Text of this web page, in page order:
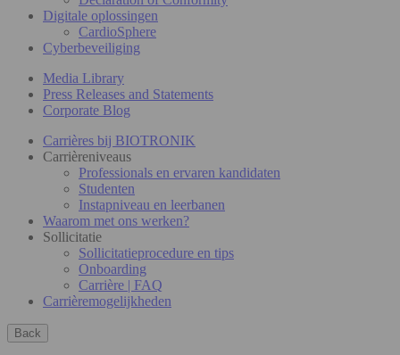
Digitale oplossingen
CardioSphere
Cyberbeveiliging
Media Library
Press Releases and Statements
Corporate Blog
Carrières bij BIOTRONIK
Carrièreniveaus
Professionals en ervaren kandidaten
Studenten
Instapniveau en leerbanen
Waarom met ons werken?
Sollicitatie
Sollicitatieprocedure en tips
Onboarding
Carrière | FAQ
Carrièremogelijkheden
Back